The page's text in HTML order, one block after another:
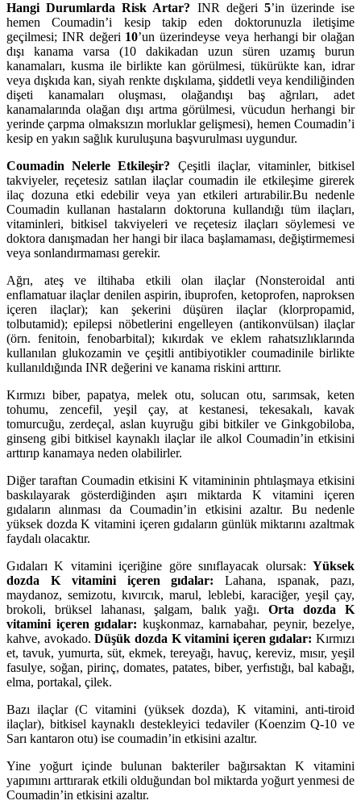
Hangi Durumlarda Risk Artar? INR değeri 5’in üzerinde ise
hemen Coumadin’i kesip takip eden doktorunuzla iletişime
geçilmesi; INR değeri 10’un üzerindeyse veya herhangi bir olağan
dışı kanama varsa (10 dakikadan uzun süren uzamış burun
kanamaları, kusma ile birlikte kan görülmesi, tükürükte kan, idrar
veya dışkıda kan, siyah renkte dışkılama, şiddetli veya kendiliğinden
dişeti kanamaları oluşması, olağandışı baş ağrıları, adet
kanamalarında olağan dışı artma görülmesi, vücudun herhangi bir
yerinde çarpma olmaksızın morluklar gelişmesi), hemen Coumadin’i
kesip en yakın sağlık kuruluşuna başvurulması uygundur.
Coumadin Nelerle Etkileşir? Çeşitli ilaçlar, vitaminler, bitkisel
takviyeler, reçetesiz satılan ilaçlar coumadin ile etkileşime girerek
ilaç dozuna etki edebilir veya yan etkileri artırabilir.Bu nedenle
Coumadin kullanan hastaların doktoruna kullandığı tüm ilaçları,
vitaminleri, bitkisel takviyeleri ve reçetesiz ilaçları söylemesi ve
doktora danışmadan her hangi bir ilaca başlamaması, değiştirmemesi
veya sonlandırmaması gerekir.
Ağrı, ateş ve iltihaba etkili olan ilaçlar (Nonsteroidal anti
enflamatuar ilaçlar denilen aspirin, ibuprofen, ketoprofen, naproksen
içeren ilaçlar); kan şekerini düşüren ilaçlar (klorpropamid,
tolbutamid); epilepsi nöbetlerini engelleyen (antikonvülsan) ilaçlar
(örn. fenitoin, fenobarbital); kıkırdak ve eklem rahatsızlıklarında
kullanılan glukozamin ve çeşitli antibiyotikler coumadinile birlikte
kullanıldığında INR değerini ve kanama riskini arttırır.
Kırmızı biber, papatya, melek otu, solucan otu, sarımsak, keten
tohumu, zencefil, yeşil çay, at kestanesi, tekesakalı, kavak
tomurcuğu, zerdeçal, aslan kuyruğu gibi bitkiler ve Ginkgobiloba,
ginseng gibi bitkisel kaynaklı ilaçlar ile alkol Coumadin’in etkisini
arttırıp kanamaya neden olabilirler.
Diğer taraftan Coumadin etkisini K vitamininin phtılaşmaya etkisini
baskılayarak gösterdiğinden aşırı miktarda K vitamini içeren
gıdaların alınması da Coumadin’in etkisini azaltır. Bu nedenle
yüksek dozda K vitamini içeren gıdaların günlük miktarını azaltmak
faydalı olacaktır.
Gıdaları K vitamini içeriğine göre sınıflayacak olursak: Yüksek
dozda K vitamini içeren gıdalar: Lahana, ıspanak, pazı,
maydanoz, semizotu, kıvırcık, marul, leblebi, karaciğer, yeşil çay,
brokoli, brüksel lahanası, şalgam, balık yağı.Orta dozda K
vitamini içeren gıdalar: kuşkonmaz, karnabahar, peynir, bezelye,
kahve, avokado.Düşük dozda K vitamini içeren gıdalar: Kırmızı
et, tavuk, yumurta, süt, ekmek, tereyağı, havuç, kereviz, mısır, yeşil
fasulye, soğan, pirinç, domates, patates, biber, yerfıstığı, bal kabağı,
elma, portakal, çilek.
Bazı ilaçlar (C vitamini (yüksek dozda), K vitamini, anti-tiroid
ilaçlar), bitkisel kaynaklı destekleyici tedaviler (Koenzim Q-10 ve
Sarı kantaron otu) ise coumadin’in etkisini azaltır.
Yine yoğurt içinde bulunan bakteriler bağırsaktan K vitamini
yapımını arttırarak etkili olduğundan bol miktarda yoğurt yenmesi de
Coumadin’in etkisini azaltır.